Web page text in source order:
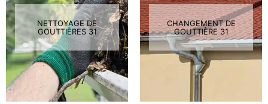
NETTOYAGE DE
GOUTTIÈRES 31
CHANGEMENT DE
GOUTTIÈRE 31